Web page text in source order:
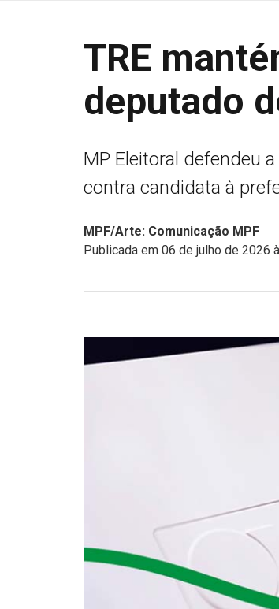
TRE
deputado
MP Eleitoral defendeu
contra candidata à
MPF/Arte: Comunicação MPF
Publicada em 06 de julho de 2026